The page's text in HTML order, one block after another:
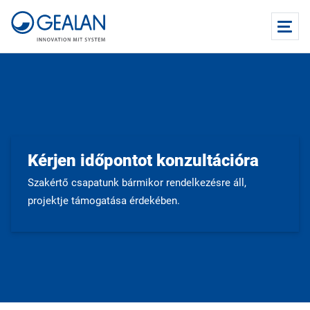
Kérjen időpontot konzultációra
Szakértő csapatunk bármikor rendelkezésre áll,
projektje támogatása érdekében.